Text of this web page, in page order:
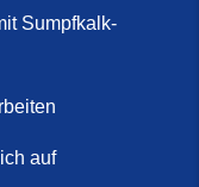
Sumpfkalk-
auf